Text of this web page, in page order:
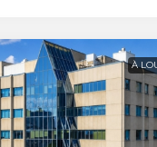
À